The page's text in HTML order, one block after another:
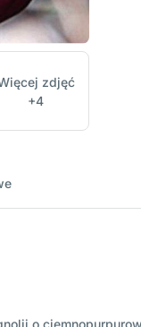
zdjęć
+4
o